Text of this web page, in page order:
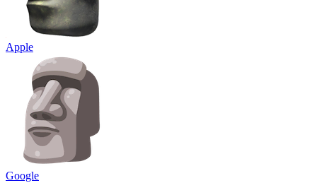
Apple
Google